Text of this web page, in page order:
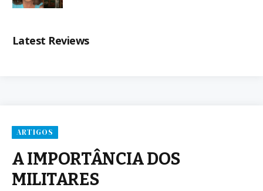
Latest Reviews
ARTIGOS
A IMPORTÂNCIA DOS
MILITARES